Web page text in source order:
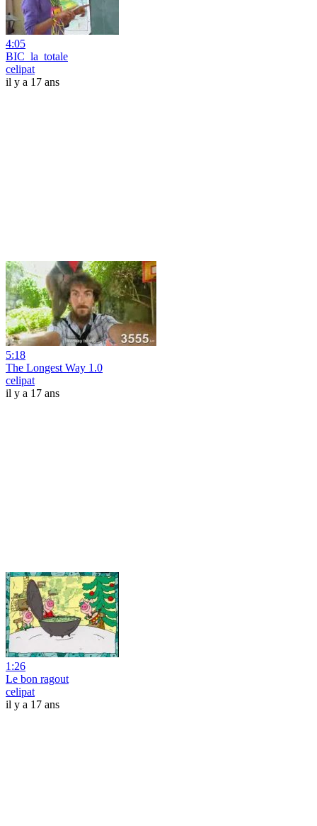
4:05
BIC_la_totale
celipat
il y a 17 ans
5:18
The Longest Way 1.0
celipat
il y a 17 ans
1:26
Le bon ragout
celipat
il y a 17 ans